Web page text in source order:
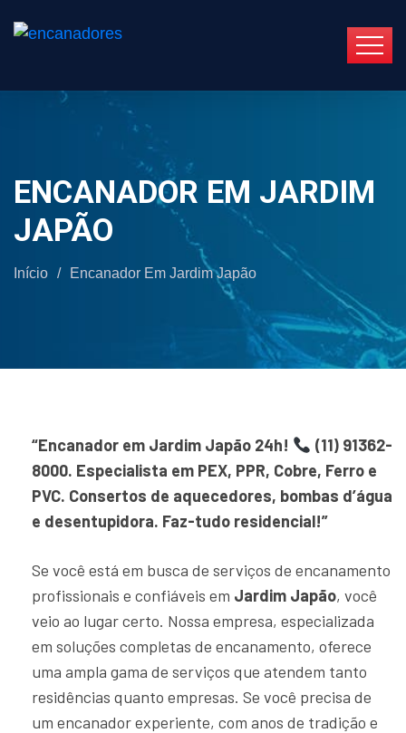
ENCANADOR EM JARDIM
JAPÃO
Início / Encanador Em Jardim Japão
“Encanador em Jardim Japão 24h!
(11) 91362-
8000. Especialista em PEX, PPR, Cobre, Ferro e
PVC. Consertos de aquecedores, bombas d’água
e desentupidora. Faz-tudo residencial!”
Se você está em busca de serviços de encanamento
profissionais e confiáveis em Jardim Japão, você
veio ao lugar certo. Nossa empresa, especializada
em soluções completas de encanamento, oferece
uma ampla gama de serviços que atendem tanto
residências quanto empresas. Se você precisa de
um encanador experiente, com anos de tradição e